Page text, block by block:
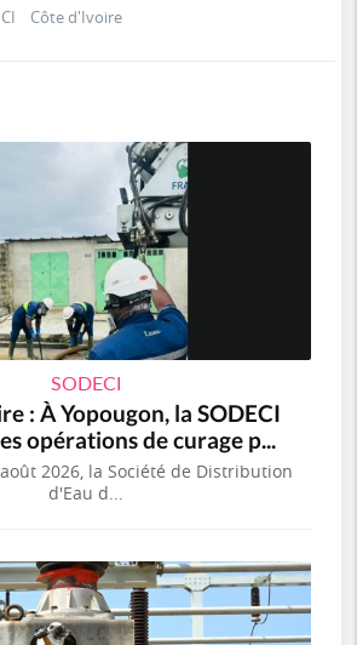
CI Côte d'Ivoire
SODECI
: À Yopougon, la SODECI
opérations de curage p...
2026, la Société de Distribution
d'Eau d...